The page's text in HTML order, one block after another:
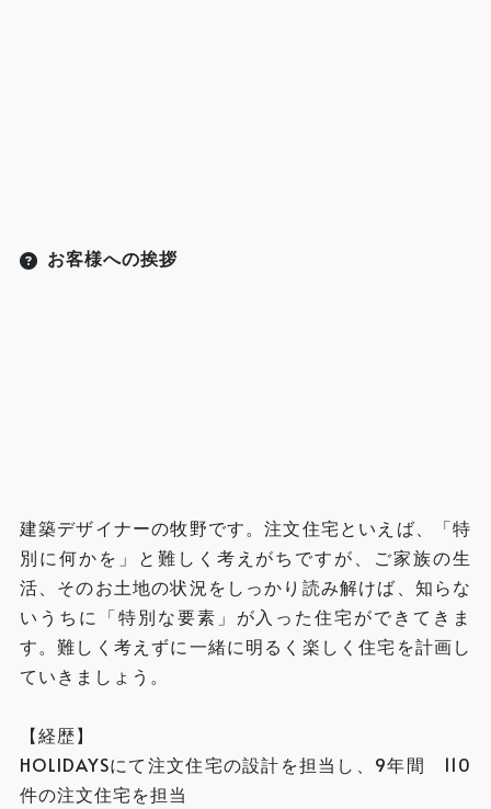
お客様への挨拶
建築デザイナーの牧野です。注文住宅といえば、「特
別に何かを」と難しく考えがちですが、ご家族の生
活、そのお土地の状況をしっかり読み解けば、知らな
いうちに「特別な要素」が入った住宅ができてきま
す。難しく考えずに一緒に明るく楽しく住宅を計画し
ていきましょう。
【経歴】
HOLIDAYSにて注文住宅の設計を担当し、9年間 110
件の注文住宅を担当